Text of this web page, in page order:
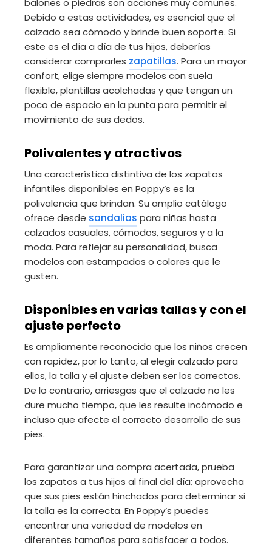
balones o piedras son acciones muy comunes.
Debido a estas actividades, es esencial que el
calzado sea cómodo y brinde buen soporte. Si
este es el día a día de tus hijos, deberías
considerar comprarles zapatillas. Para un mayor
confort, elige siempre modelos con suela
flexible, plantillas acolchadas y que tengan un
poco de espacio en la punta para permitir el
movimiento de sus dedos.
Polivalentes y atractivos
Una característica distintiva de los zapatos
infantiles disponibles en Poppy’s es la
polivalencia que brindan. Su amplio catálogo
ofrece desde sandalias para niñas hasta
calzados casuales, cómodos, seguros y a la
moda. Para reflejar su personalidad, busca
modelos con estampados o colores que le
gusten.
Disponibles en varias tallas y con el
ajuste perfecto
Es ampliamente reconocido que los niños crecen
con rapidez, por lo tanto, al elegir calzado para
ellos, la talla y el ajuste deben ser los correctos.
De lo contrario, arriesgas que el calzado no les
dure mucho tiempo, que les resulte incómodo e
incluso que afecte el correcto desarrollo de sus
pies.
Para garantizar una compra acertada, prueba
los zapatos a tus hijos al final del día; aprovecha
que sus pies están hinchados para determinar si
la talla es la correcta. En Poppy’s puedes
encontrar una variedad de modelos en
diferentes tamaños para satisfacer a todos.